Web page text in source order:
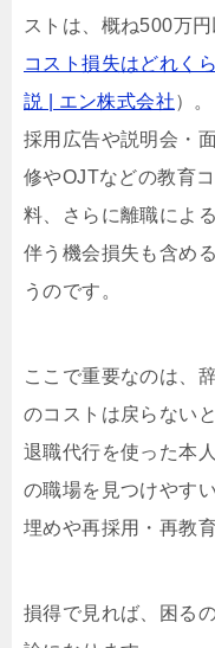
ストは、概ね500万
コスト損失はどれく
説 | エン株式会社）。
採用広告や説明会・
修やOJTなどの教育
料、さらに離職によ
伴う機会損失も含め
うのです。
ここで重要なのは、
のコストは戻らない
退職代行を使った本
の職場を見つけやす
埋めや再採用・再教
損得で見れば、困る